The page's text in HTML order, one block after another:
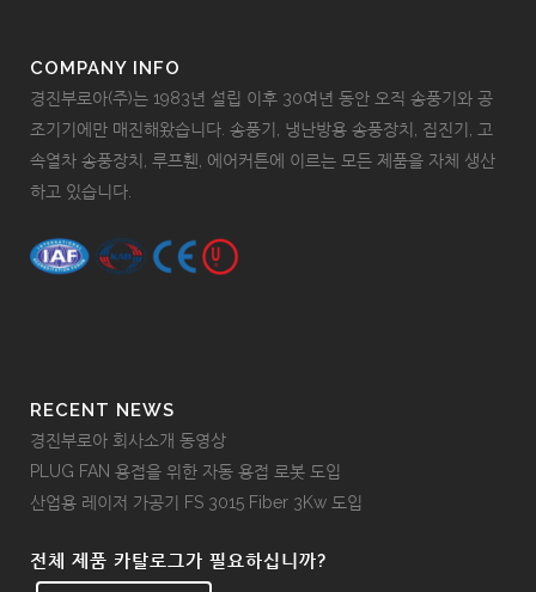
COMPANY INFO
경진부로아(주)는 1983년 설립 이후 30여년 동안 오직 송풍기와 공
조기기에만 매진해왔습니다. 송풍기, 냉난방용 송풍장치, 집진기, 고
속열차 송풍장치, 루프휀, 에어커튼에 이르는 모든 제품을 자체 생산
하고 있습니다.
RECENT NEWS
경진부로아 회사소개 동영상
PLUG FAN 용접을 위한 자동 용접 로봇 도입
산업용 레이저 가공기 FS 3015 Fiber 3Kw 도입
전체 제품 카탈로그가 필요하십니까?